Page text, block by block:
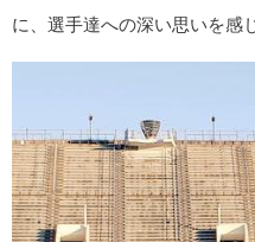
に、選手達への深い思いを感